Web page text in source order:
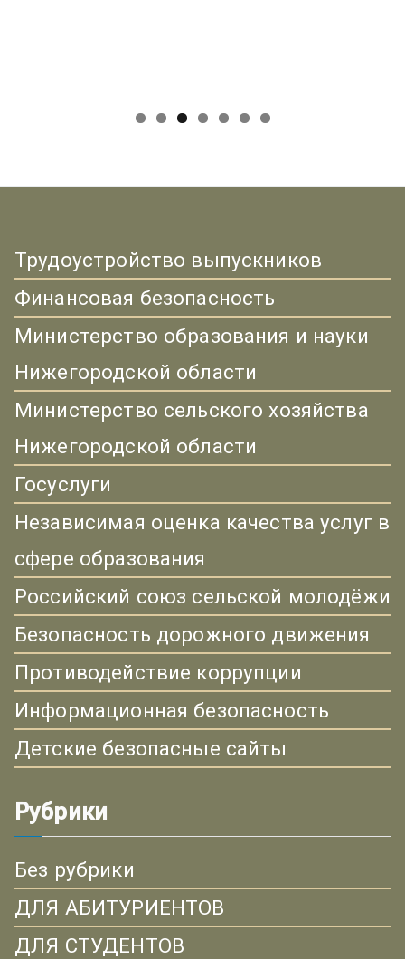
Трудоустройство выпускников
Финансовая безопасность
Министерство образования и науки
Нижегородской области
Министерство сельского хозяйства
Нижегородской области
Госуслуги
Независимая оценка качества услуг в
сфере образования
Российский союз сельской молодёжи
Безопасность дорожного движения
Противодействие коррупции
Информационная безопасность
Детские безопасные сайты
Рубрики
Без рубрики
ДЛЯ АБИТУРИЕНТОВ
ДЛЯ СТУДЕНТОВ